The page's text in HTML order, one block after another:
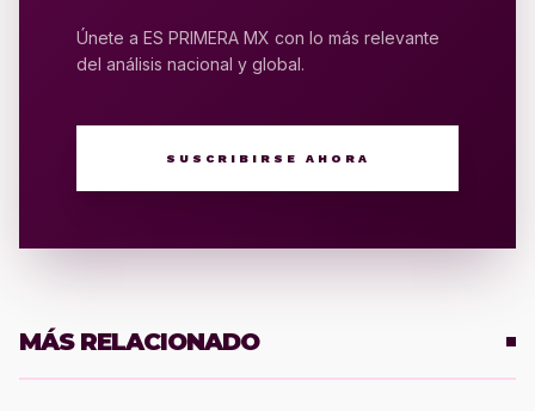
Únete a ES PRIMERA MX con lo más relevante
del análisis nacional y global.
SUSCRIBIRSE AHORA
MÁS RELACIONADO